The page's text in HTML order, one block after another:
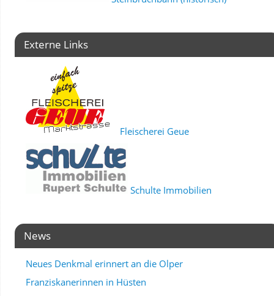
Externe Links
Fleischerei Geue
Schulte Immobilien
News
Neues Denkmal erinnert an die Olper
Franziskanerinnen in Hüsten